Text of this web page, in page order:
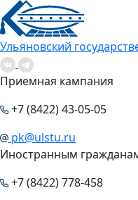
Ульяновский
Приемная кампания
+7 (8422) 43-05-05
pk@ulstu.ru
Иностранным
+7 (8422) 778-458